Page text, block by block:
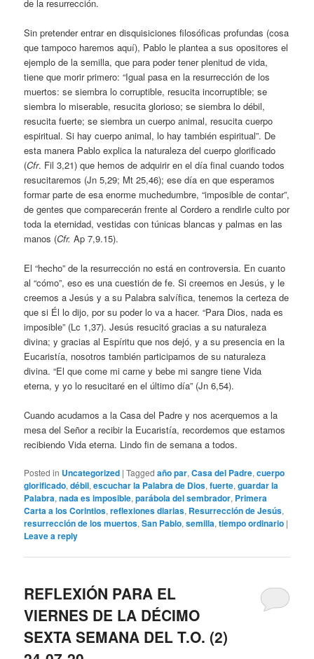
de la resurrección.
Sin pretender entrar en disquisiciones filosóficas profundas (cosa
que tampoco haremos aquí), Pablo le plantea a sus opositores el
ejemplo de la semilla, que para poder tener plenitud de vida,
tiene que morir primero: “Igual pasa en la resurrección de los
muertos: se siembra lo corruptible, resucita incorruptible; se
siembra lo miserable, resucita glorioso; se siembra lo débil,
resucita fuerte; se siembra un cuerpo animal, resucita cuerpo
espiritual. Si hay cuerpo animal, lo hay también espiritual”. De
esta manera Pablo explica la naturaleza del cuerpo glorificado
(Cfr. Fil 3,21) que hemos de adquirir en el día final cuando todos
resucitaremos (Jn 5,29; Mt 25,46); ese día en que esperamos
formar parte de esa enorme muchedumbre, “imposible de contar”,
de gentes que comparecerán frente al Cordero a rendirle culto por
toda la eternidad, vestidas con túnicas blancas y palmas en las
manos (Cfr.Ap 7,9.15).
El “hecho” de la resurrección no está en controversia. En cuanto
al “cómo”, eso es una cuestión de fe. Si creemos en Jesús, y le
creemos a Jesús y a su Palabra salvífica, tenemos la certeza de
que si Él lo dijo, por su poder lo va a hacer. “Para Dios, nada es
imposible” (Lc 1,37). Jesús resucitó gracias a su naturaleza
divina; y gracias al Espíritu que nos dejó, y a su presencia en la
Eucaristía, nosotros también participamos de su naturaleza
divina. “El que come mi carne y bebe mi sangre tiene Vida
eterna, y yo lo resucitaré en el último día” (Jn 6,54).
Cuando acudamos a la Casa del Padre y nos acerquemos a la
mesa del Señor a recibir la Eucaristía, recordemos que estamos
recibiendo Vida eterna. Lindo fin de semana a todos.
Posted in Uncategorized |Tagged año par,Casa del Padre,cuerpo
glorificado,débil,escuchar la Palabra de Dios,fuerte,guardar la
Palabra,nada es imposible,parábola del sembrador, Primera
Carta a los Corintios,reflexiones diarias, Resurrección de Jesús,
resurrección de los muertos,San Pablo,semilla,tiempo ordinario |
Leave a reply
REFLEXIÓN PARA EL
VIERNES DE LA DÉCIMO
SEXTA SEMANA DEL T.O. (2)